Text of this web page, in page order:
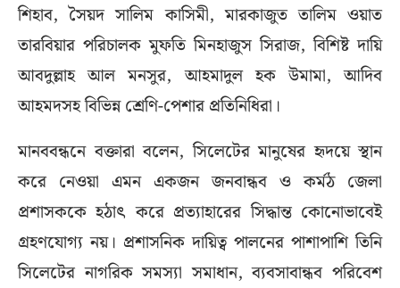
শিহাব, সৈয়দ সালিম কাসিমী, মারকাজুত তালিম ওয়াত
তারবিয়ার পরিচালক মুফতি মিনহাজুস সিরাজ, বিশিষ্ট দায়ি
আবদুল্লাহ আল মনসুর, আহমাদুল হক উমামা, আদিব
আহমদসহ বিভিন্ন শ্রেণি-পেশার প্রতিনিধিরা।
মানববন্ধনে বক্তারা বলেন, সিলেটের মানুষের হৃদয়ে স্থান
করে নেওয়া এমন একজন জনবান্ধব ও কর্মঠ জেলা
প্রশাসককে হঠাৎ করে প্রত্যাহারের সিদ্ধান্ত কোনোভাবেই
গ্রহণযোগ্য নয়। প্রশাসনিক দায়িত্ব পালনের পাশাপাশি তিনি
সিলেটের নাগরিক সমস্যা সমাধান, ব্যবসাবান্ধব পরিবেশ